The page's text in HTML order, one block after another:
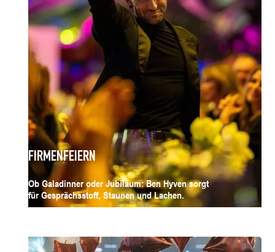
FIRMENFEIERN
Ob Galadinner oder Jubiläum: Ben Hyven sorgt
für Gesprächsstoff, Staunen und Lachen.